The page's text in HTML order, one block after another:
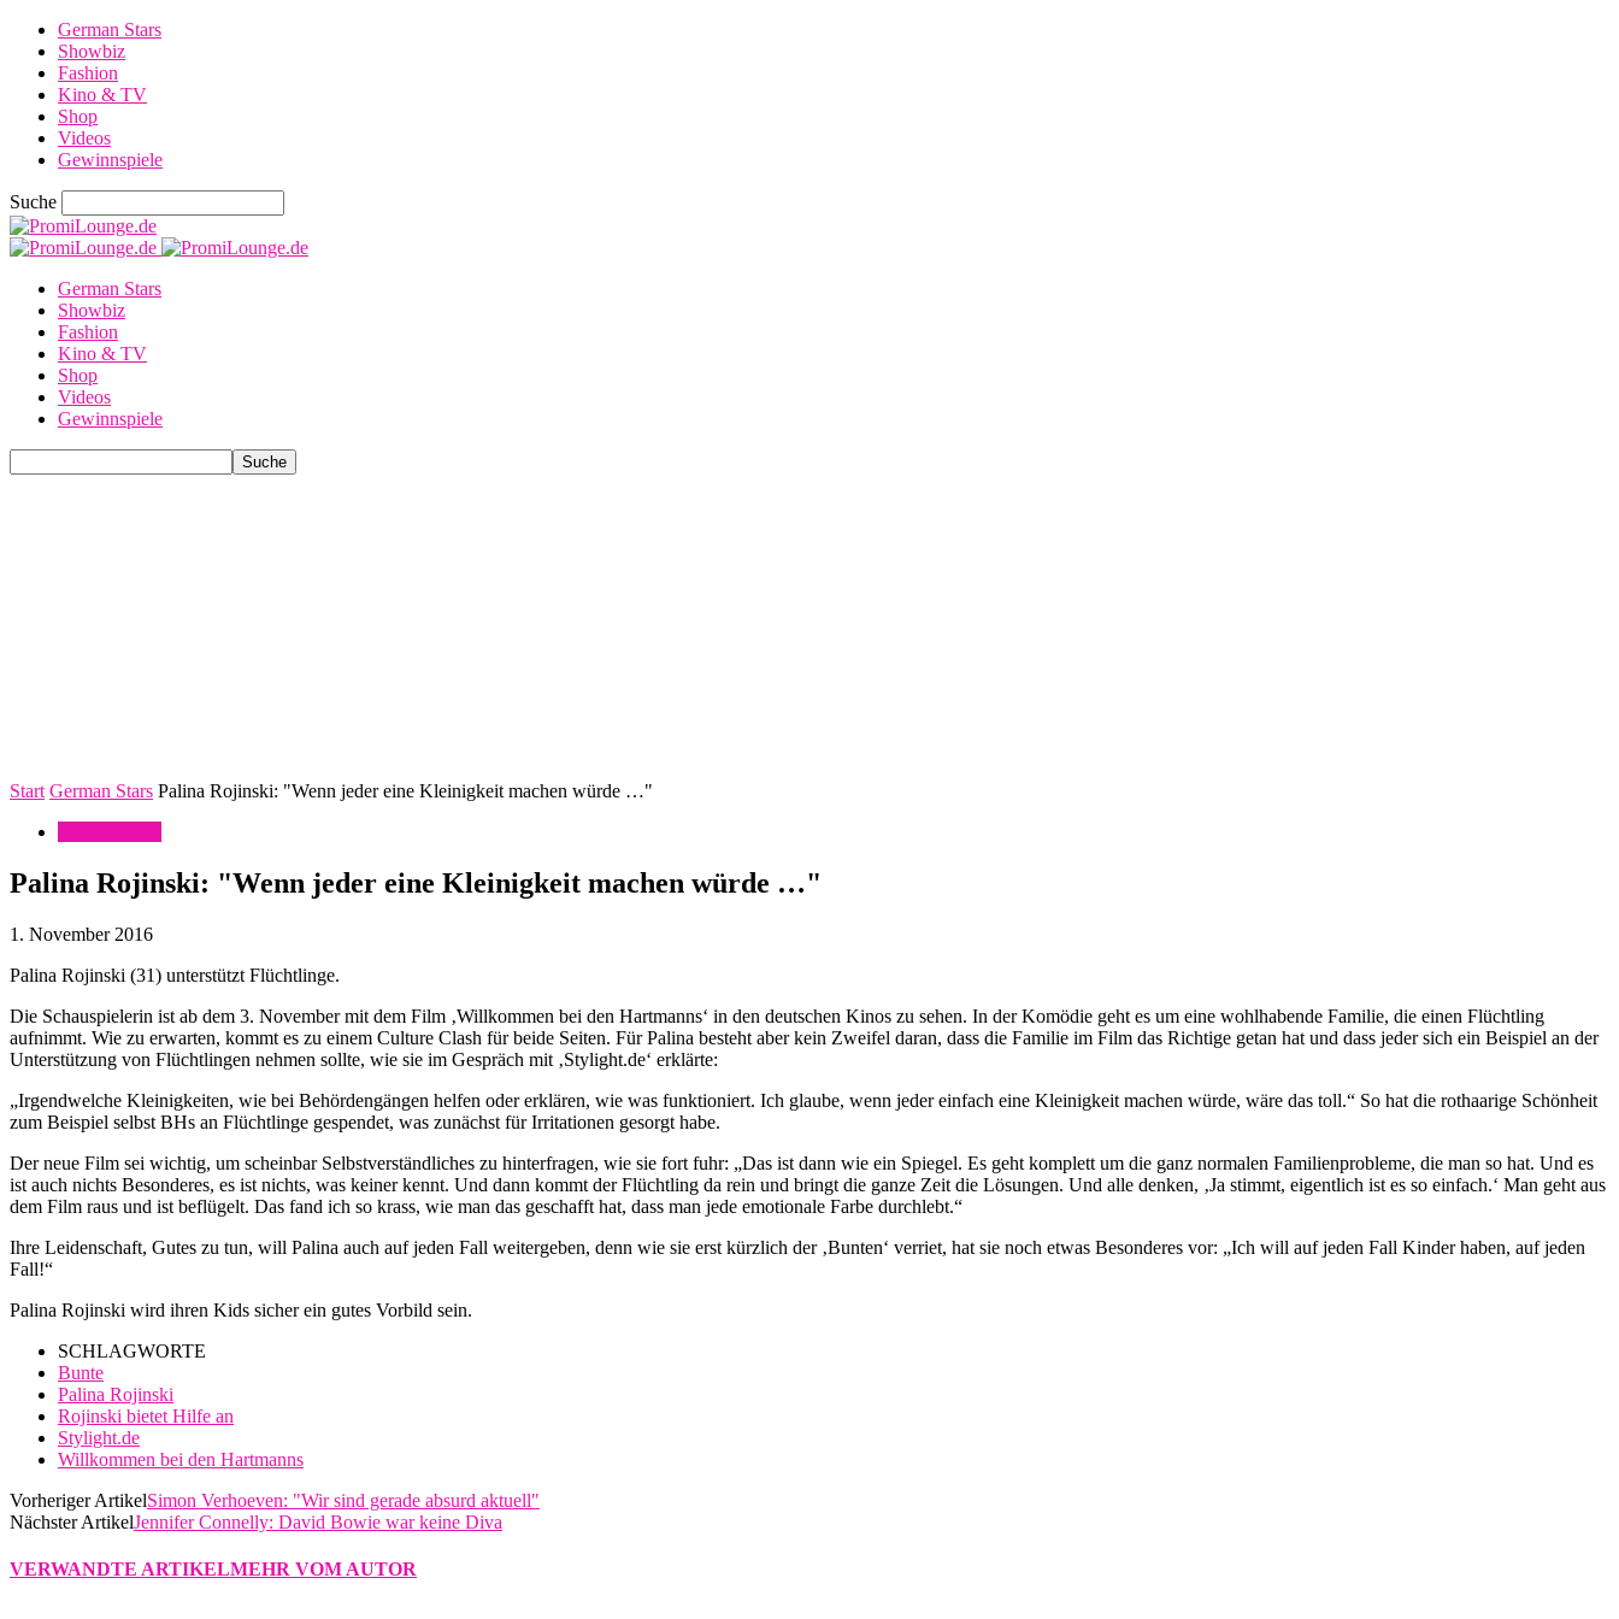
German Stars
Showbiz
Fashion
Kino & TV
Shop
Videos
Gewinnspiele
Suche
German Stars
Showbiz
Fashion
Kino & TV
Shop
Videos
Gewinnspiele
Start German Stars Palina Rojinski: "Wenn jeder eine Kleinigkeit machen würde …"
Palina Rojinski: "Wenn jeder eine Kleinigkeit machen würde …"
1. November 2016
Palina Rojinski (31) unterstützt Flüchtlinge.
Die Schauspielerin ist ab dem 3. November mit dem Film ‚Willkommen bei den Hartmanns‘ in den deutschen Kinos zu sehen. In der Komödie geht es um eine wohlhabende Familie, die einen Flüchtling
aufnimmt. Wie zu erwarten, kommt es zu einem Culture Clash für beide Seiten. Für Palina besteht aber kein Zweifel daran, dass die Familie im Film das Richtige getan hat und dass jeder sich ein Beispiel an der
Unterstützung von Flüchtlingen nehmen sollte, wie sie im Gespräch mit ‚Stylight.de‘ erklärte:
„Irgendwelche Kleinigkeiten, wie bei Behördengängen helfen oder erklären, wie was funktioniert. Ich glaube, wenn jeder einfach eine Kleinigkeit machen würde, wäre das toll.“ So hat die rothaarige Schönheit
zum Beispiel selbst BHs an Flüchtlinge gespendet, was zunächst für Irritationen gesorgt habe.
Der neue Film sei wichtig, um scheinbar Selbstverständliches zu hinterfragen, wie sie fort fuhr: „Das ist dann wie ein Spiegel. Es geht komplett um die ganz normalen Familienprobleme, die man so hat. Und es
ist auch nichts Besonderes, es ist nichts, was keiner kennt. Und dann kommt der Flüchtling da rein und bringt die ganze Zeit die Lösungen. Und alle denken, ‚Ja stimmt, eigentlich ist es so einfach.‘ Man geht aus
dem Film raus und ist beflügelt. Das fand ich so krass, wie man das geschafft hat, dass man jede emotionale Farbe durchlebt.“
Ihre Leidenschaft, Gutes zu tun, will Palina auch auf jeden Fall weitergeben, denn wie sie erst kürzlich der ‚Bunten‘ verriet, hat sie noch etwas Besonderes vor: „Ich will auf jeden Fall Kinder haben, auf jeden
Fall!“
Palina Rojinski wird ihren Kids sicher ein gutes Vorbild sein.
SCHLAGWORTE
Bunte
Palina Rojinski
Rojinski bietet Hilfe an
Stylight.de
Willkommen bei den Hartmanns
Vorheriger ArtikelSimon Verhoeven: "Wir sind gerade absurd aktuell"
Nächster ArtikelJennifer Connelly: David Bowie war keine Diva
VERWANDTE ARTIKELMEHR VOM AUTOR